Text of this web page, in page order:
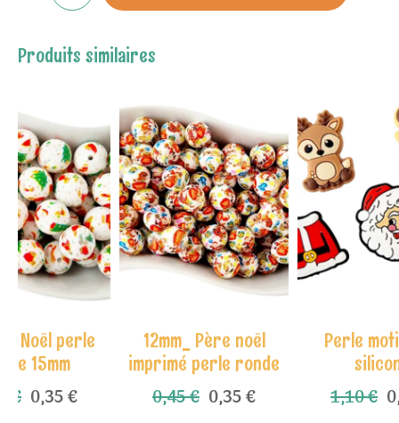
Produits similaires
Noël perle
15mm
€ 0,35 €
12mm_ Père noël
imprimé perle ronde
0,45 € 0,35 €
Perle
1,10 €